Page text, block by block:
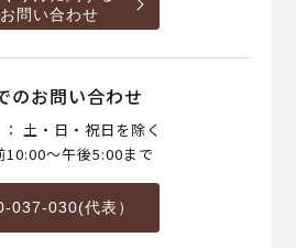
お問い合わせ
のお問い合わせ
土・日・祝日を除く
10:00～午後5:00まで
037-030(代表）